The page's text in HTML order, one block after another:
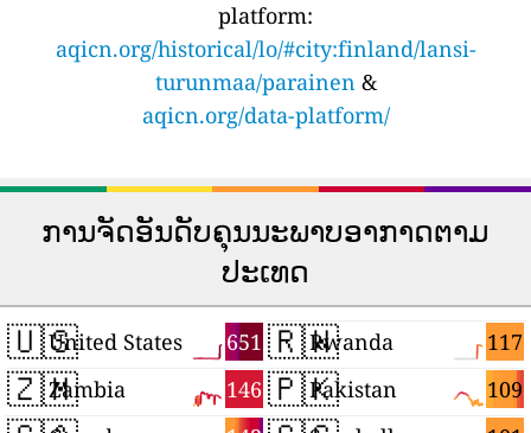
platform:
aqicn.org/historical/lo/#city:finland/lansi-
turunmaa/parainen &
aqicn.org/data-platform/
ການຈັດອັນດັບຄຸນນະພາບອາກາດຕາມ
ປະເທດ
🇺🇸 651
United States
🇿🇲 146
Zambia
🇷🇼 117
Rwanda
🇵🇰 109
Pakistan